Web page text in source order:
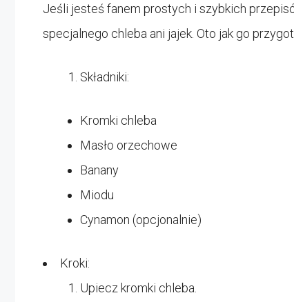
Jeśli jesteś fanem prostych i szybkich
specjalnego chleba ani jajek. Oto jak go
Składniki:
Kromki chleba
Masło orzechowe
Banany
Miodu
Cynamon (opcjonalnie)
Kroki:
Upiecz kromki chleba.